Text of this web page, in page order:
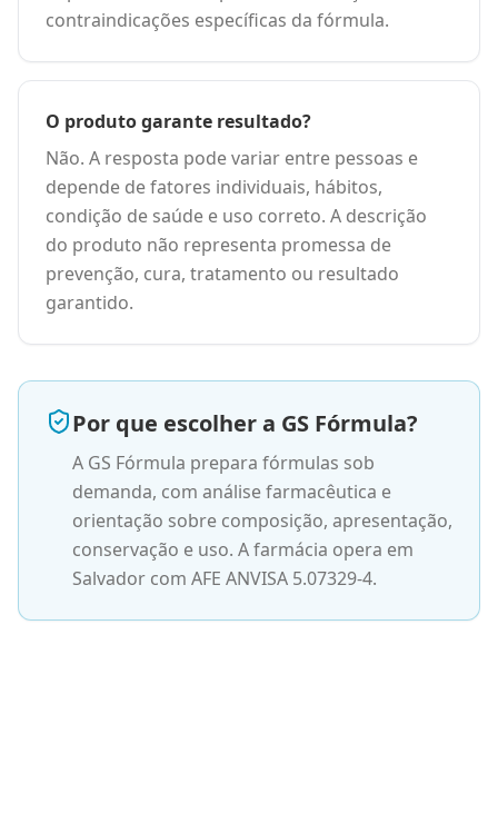
contraindicações específicas da fórmula.
O produto garante resultado?
Não. A resposta pode variar entre pessoas e
depende de fatores individuais, hábitos,
condição de saúde e uso correto. A descrição
do produto não representa promessa de
prevenção, cura, tratamento ou resultado
garantido.
Por que escolher a GS Fórmula?
A GS Fórmula prepara fórmulas sob
demanda, com análise farmacêutica e
orientação sobre composição, apresentação,
conservação e uso. A farmácia opera em
Salvador com AFE ANVISA 5.07329-4.